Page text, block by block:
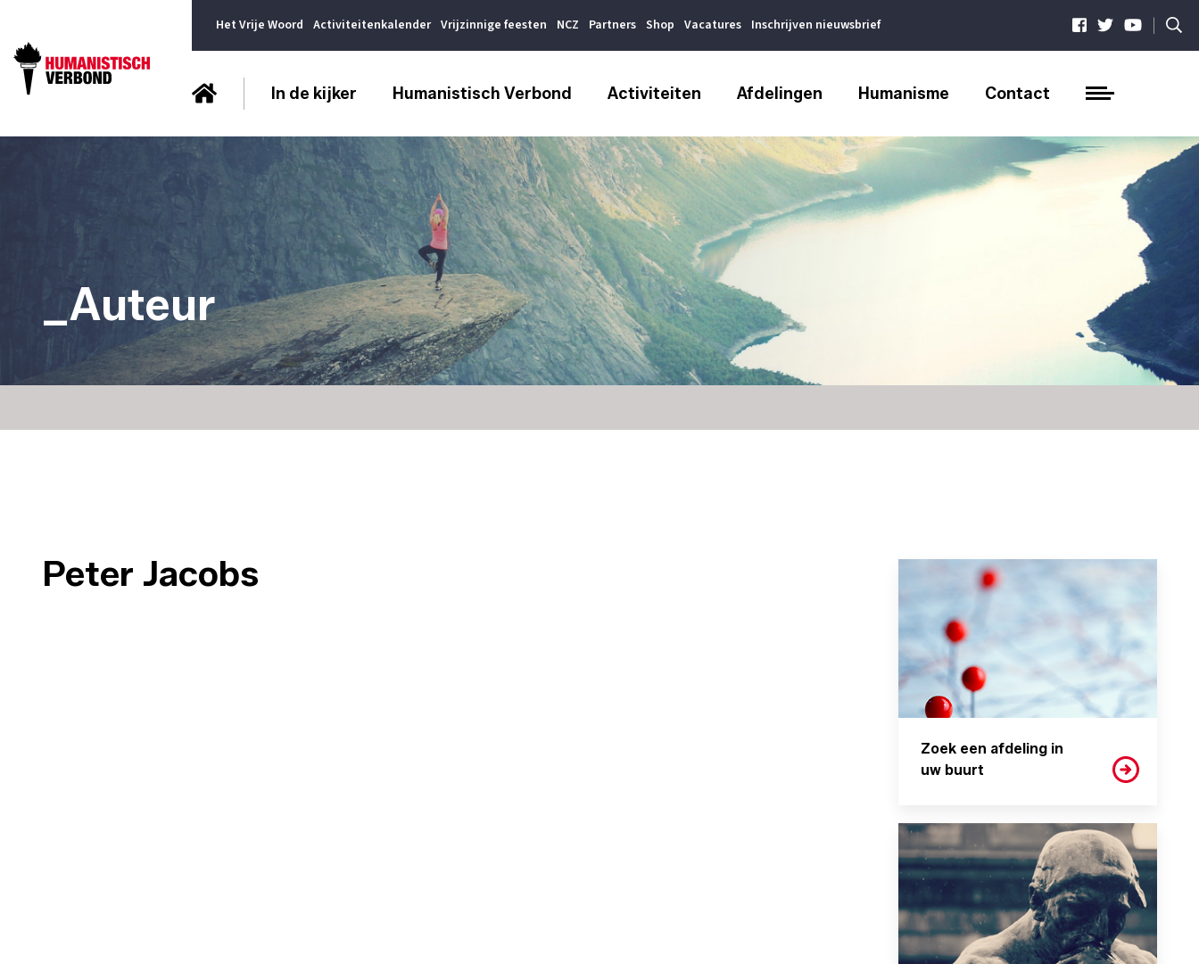
Het Vrije Woord Activiteitenkalender Vrijzinnige feesten NCZ Partners Shop Vacatures Inschrijven nieuwsbrief |
In de kijker Humanistisch Verbond Activiteiten Afdelingen Humanisme Contact
_Auteur
Peter Jacobs
Zoek een afdeling in
uw buurt